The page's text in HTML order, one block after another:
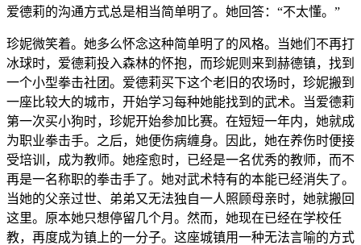
爱德莉的沟通方式总是相当简单明了。她回答：“不太懂。”
珍妮微笑着。她多么怀念这种简单明了的风格。当她们不再打
冰球时，爱德莉投入森林的怀抱，而珍妮则来到赫德镇，找到
一个小型拳击社团。爱德莉买下这个老旧的农场时，珍妮搬到
一座比较大的城市，开始学习每种她能找到的武术。当爱德莉
第一次买小狗时，珍妮开始参加比赛。在短短一年内，她就成
为职业拳击手。之后，她便伤病缠身。因此，她在养伤时便接
受培训，成为教师。她痊愈时，已经是一名优秀的教师，而不
再是一名称职的拳击手了。她对武术特有的本能已经消失了。
当她的父亲过世、弟弟又无法独自一人照顾母亲时，她就搬回
这里。原本她只想停留几个月。然而，她现在已经在学校任
教，再度成为镇上的一分子。这座城镇用一种无法言喻的方式